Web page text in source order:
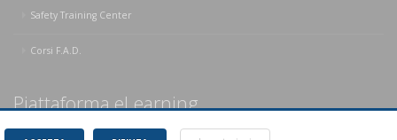
Safety Training Center
Corsi F.A.D.
Piattaforma eLearning